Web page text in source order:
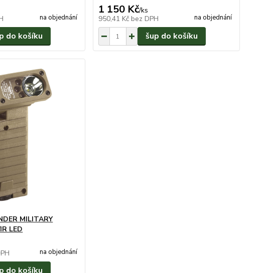
na objednání
do košíku
1 150 Kč/ks
950,41 Kč bez DPH na objednání
šup do košíku
MILITARY
LED
na objednání
do košíku